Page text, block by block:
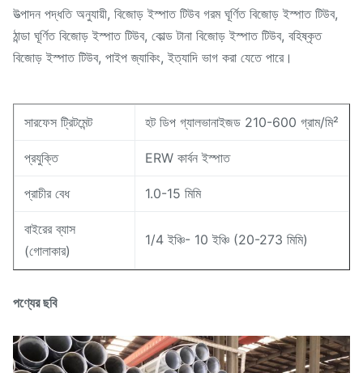
উত্পাদন পদ্ধতি অনুযায়ী, বিজোড় ইস্পাত টিউব গরম ঘূর্ণিত বিজোড় ইস্পাত টিউব,
ঠান্ডা ঘূর্ণিত বিজোড় ইস্পাত টিউব, কোল্ড টানা বিজোড় ইস্পাত টিউব, বহিষ্কৃত
বিজোড় ইস্পাত টিউব, পাইপ জ্যাকিং, ইত্যাদি ভাগ করা যেতে পারে।
সারফেস ট্রিটমেন্ট হট ডিপ গ্যালভানাইজড 210-600 গ্রাম/মি²
প্রযুক্তি ERW কার্বন ইস্পাত
প্রাচীর বেধ 1.0-15 মিমি
বাইরের ব্যাস
(গোলাকার)
1/4 ইঞ্চি- 10 ইঞ্চি (20-273 মিমি)
পণ্যের ছবি